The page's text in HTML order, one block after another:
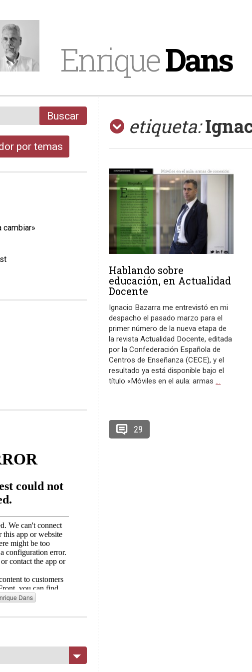
EnriqueDans
etiqueta:
Hablando sobre
educación, en Actualidad
Docente
Ignacio Bazarra me entrevistó en mi
despacho el pasado marzo para el
primer número de la nueva etapa de
la revista Actualidad Docente, editada
por la Confederación Española de
Centros de Enseñanza (CECE), y el
resultado ya está disponible bajo el
título «Móviles en el aula: armas…
29
Buscar
por temas
cambiar»
Dans